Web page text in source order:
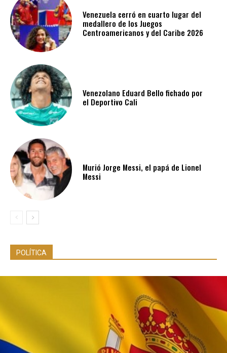
Venezuela cerró en cuarto lugar del
medallero de los Juegos
Centroamericanos y del Caribe 2026
Venezolano Eduard Bello fichado por
el Deportivo Cali
Murió Jorge Messi, el papá de Lionel
Messi
POLÍTICA